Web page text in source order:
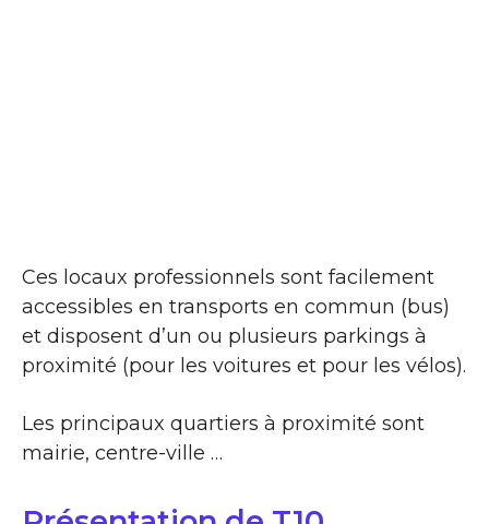
Ces locaux professionnels sont facilement
accessibles en transports en commun (bus)
et disposent d’un ou plusieurs parkings à
proximité (pour les voitures et pour les vélos).
Les principaux quartiers à proximité sont
mairie, centre-ville …